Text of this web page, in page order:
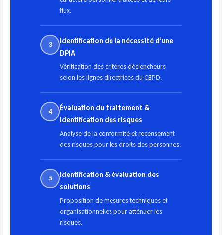
flux.
3
Identification de la nécessité d’une
DPIA
Vérification des critères déclencheurs
selon les lignes directrices du CEPD.
4
Évaluation du traitement &
identification des risques
Analyse de la conformité et recensement
des risques pour les droits des personnes.
5
Identification & évaluation des
solutions
Proposition de mesures techniques et
organisationnelles pour atténuer les
risques.